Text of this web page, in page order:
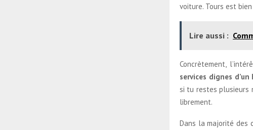
voiture. Tours est
Lire aussi :
Concrètement,
services dignes
si tu restes plusieurs
librement.
Dans la majorité des